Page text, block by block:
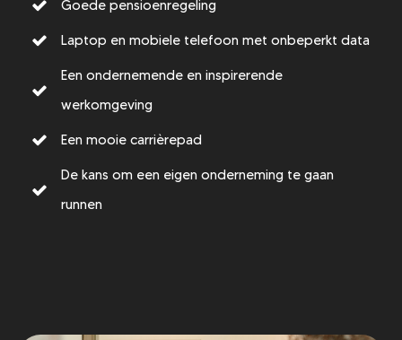
Goede pensioenregeling
Laptop en mobiele telefoon met onbeperkt data
Een ondernemende en inspirerende
werkomgeving
Een mooie carrièrepad
De kans om een eigen onderneming te gaan
runnen